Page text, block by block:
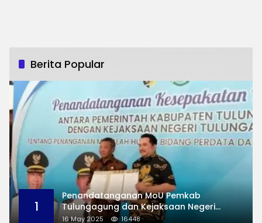
Berita Popular
1
Penandatanganan MoU Pemkab
Tulungagung dan Kejaksaan Negeri
Permasalahan Hukum
16 May 2025 16448